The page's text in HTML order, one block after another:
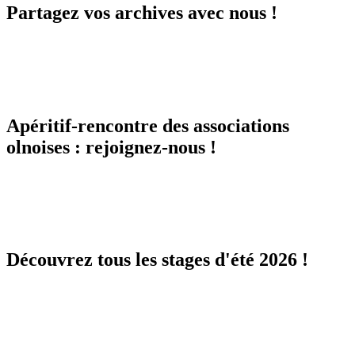
Partagez vos archives avec nous !
Apéritif-rencontre des associations
olnoises : rejoignez-nous !
Découvrez tous les stages d'été 2026 !